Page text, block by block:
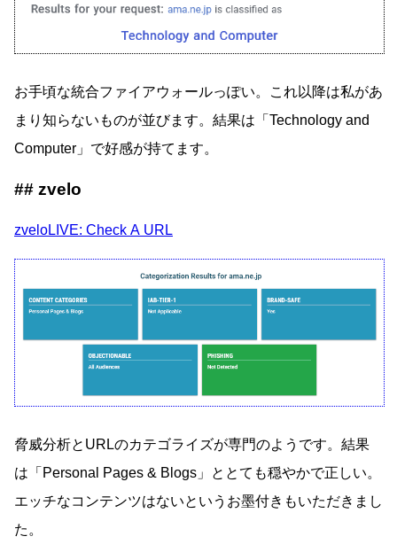
お手頃な統合ファイアウォールっぽい。これ以降は私があ
まり知らないものが並びます。結果は「Technology and
Computer」で好感が持てます。
zvelo
zveloLIVE: Check A URL
脅威分析とURLのカテゴライズが専門のようです。結果
は「Personal Pages & Blogs」ととても穏やかで正しい。
エッチなコンテンツはないというお墨付きもいただきまし
た。